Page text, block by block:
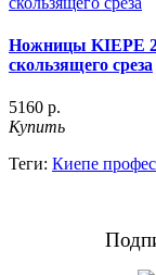
Ножницы KIEPE
скользящего среза
5160 р.
Купить
Теги: Киепе